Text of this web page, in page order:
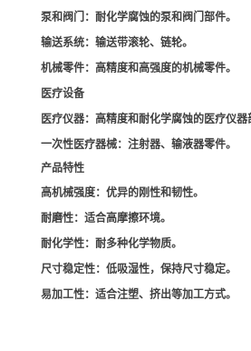
泵和阀门 ：耐化学腐蚀的泵和阀门部件。
输送系统：输送带滚轮、链轮。
机械零件：高精度和高强度的机械零件。
医疗设备
医疗仪器：高精度和耐化学腐蚀的医疗仪器
一次性医疗器械：注射器、输液器零件。
产品特性
高机械强度：优异的刚性和韧性。
耐磨性：适合高摩擦环境。
耐化学性：耐多种化学物质。
尺寸稳定性：低吸湿性，保持尺寸稳定。
易加工性：适合注塑、挤出等加工方式。